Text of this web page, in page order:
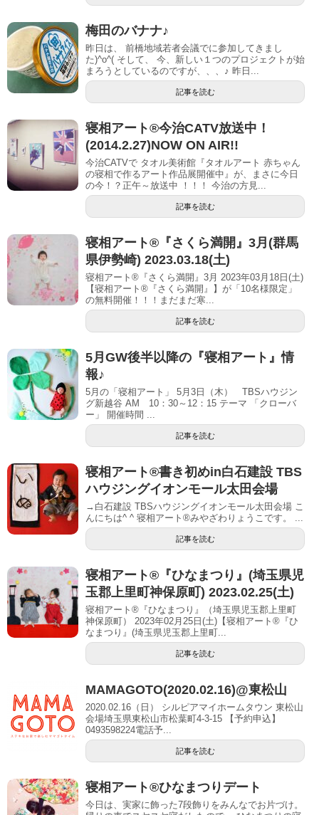
梅田のバナナ♪
昨日は、 前橋地域若者会議でに参加してきまし
た)^o^( そして、 今、新しい１つのプロジェクトが始
まろうとしているのですが、、、♪ 昨日...
記事を読む
寝相アート®今治CATV放送中！
(2014.2.27)NOW ON AIR!!
今治CATVで タオル美術館『タオルアート 赤ちゃん
の寝相で作るアート作品展開催中』が、まさに今日
の今！？正午～放送中 ！！！ 今治の方見...
記事を読む
寝相アート®︎『さくら満開』3月(群馬
県伊勢崎) 2023.03.18(土)
寝相アート®『さくら満開』3月 2023年03月18日(土)
【寝相アート®︎『さくら満開』】が「10名様限定」
の無料開催！！！まだまだ寒...
記事を読む
5月GW後半以降の『寝相アート』情
報♪
5月の「寝相アート」 5月3日（木） TBSハウジン
グ新越谷 AM 10：30～12：15 テーマ 「クローバ
ー」 開催時間 ...
記事を読む
寝相アート®︎書き初めin白石建設 TBS
ハウジングイオンモール太田会場
→白石建設 TBSハウジングイオンモール太田会場 こ
んにちは^ ^ 寝相アート®︎みやざわりょうこです。 ...
記事を読む
寝相アート®︎『ひなまつり』(埼玉県児
玉郡上里町神保原町) 2023.02.25(土)
寝相アート®『ひなまつり』（埼玉県児玉郡上里町
神保原町） 2023年02月25日(土)【寝相アート®︎『ひ
なまつり』(埼玉県児玉郡上里町...
記事を読む
MAMAGOTO(2020.02.16)@東松山
2020.02.16（日） シルピアマイホームタウン 東松山
会場埼玉県東松山市松葉町4-3-15 【予約申込】
0493598224電話予...
記事を読む
寝相アート®︎ひなまつりデート
今日は、実家に飾った7段飾りをみんなでお片づけ。